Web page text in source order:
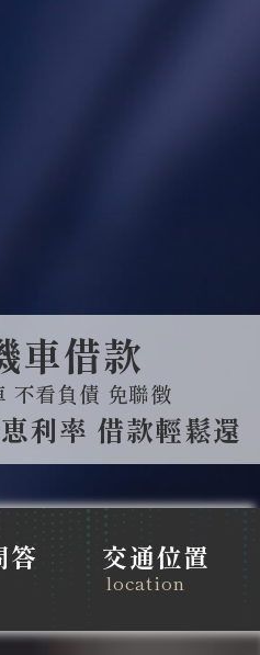
車借款
不看負債 免聯徴
利率 借款輕鬆還
答 交通位置
location